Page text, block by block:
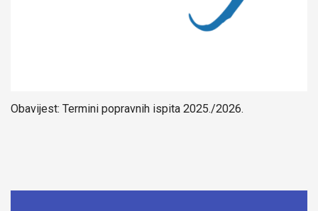
Obavijest: Termini popravnih ispita 2025./2026.